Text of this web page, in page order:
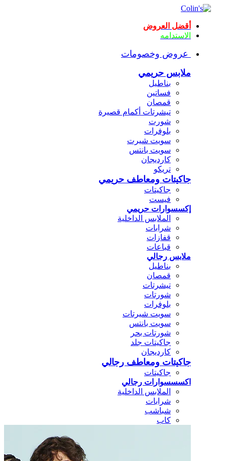
أقضل العروض
الاستدامه
عروض وخصومات
ملابس حريمي
بناطيل
فساتين
قمصان
تيشرتات أكمام قصيرة
شورت
بلوفرات
سويت شيرت
سويت بانتس
كارديجان
تريكو
جاكيتات ومعاطف حريمي
جاكيتات
فيست
إكسسوارات حريمي
الملابس الداخلية
شرابات
قفازات
قباعات
ملابس رجالي
بناطيل
قمصان
تيشرتات
شورتات
بلوفرات
سويت شيرتات
سويت بانتس
شورتات بحر
جاكيتات جلد
كارديجان
جاكيتات ومعاطف رجالي
جاكيتات
اكسسسوارات رجالي
الملابس الداخلية
شرابات
شباشب
كاب